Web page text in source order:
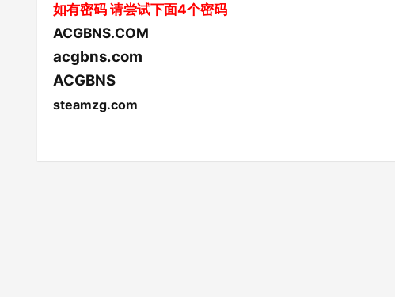
如有密码请尝试下面4个密码
ACGBNS.COM
acgbns.com
ACGBNS
steamzg.com